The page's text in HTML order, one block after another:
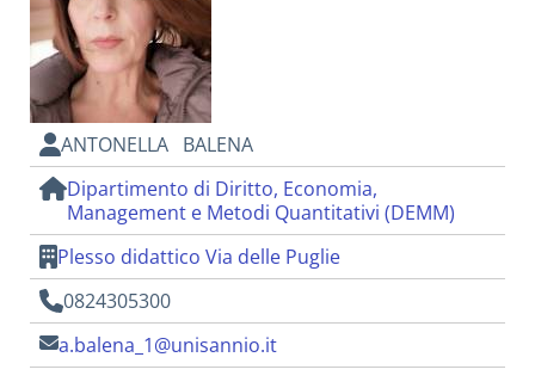
ANTONELLA BALENA
Dipartimento di Diritto, Economia,
Management e Metodi Quantitativi (DEMM)
Plesso didattico Via delle Puglie
0824305300
a.balena_1@unisannio.it